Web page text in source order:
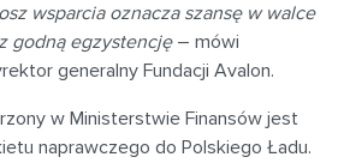
wsparcia oznacza szansę w walce
godną egzystencję– mówi
generalny Fundacji Avalon.
w Ministerstwie Finansów jest
naprawczego do Polskiego Ładu.